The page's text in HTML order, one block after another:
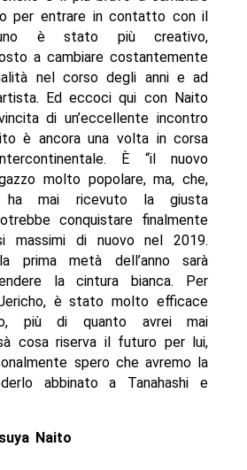
per entrare in contatto con il
è stato più creativo,
a cambiare costantemente
nel corso degli anni e ad
Ed eccoci qui con Naito
di un’eccellente incontro
è ancora una volta in corsa
È “il nuovo
molto popolare, ma, che,
ha mai ricevuto la giusta
conquistare finalmente
di nuovo nel 2019.
prima metà dell’anno sarà
la cintura bianca. Per
è stato molto efficace
più di quanto avrei mai
cosa riserva il futuro per lui,
spero che avremo la
abbinato a Tanahashi e
Naito